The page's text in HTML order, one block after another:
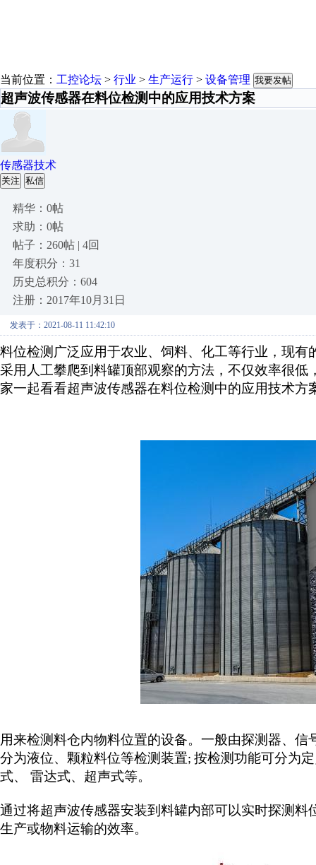
当前位置： 工控论坛 > 行业 > 生产运行 > 设备管理 我要发帖
超声波传感器在料位检测中的应用技术方案
传感器技术
关注 私信
精华：0帖
求助：0帖
帖子：260帖 | 4回
年度积分：31
历史总积分：604
注册：2017年10月31日
发表于：2021-08-11 11:42:10
料位检测广泛应用于农业、饲料、化工等行业，现
采用人工攀爬到料罐顶部观察的方法，不仅效率很低
家一起看看超声波传感器在料位检测中的应用技术方
用来检测料仓内物料位置的设备。一般由探测器、
分为液位、颗粒料位等检测装置; 按检测功能可分为
式、 雷达式、超声式等。
通过将超声波传感器安装到料罐内部可以实时探测料
生产或物料运输的效率。